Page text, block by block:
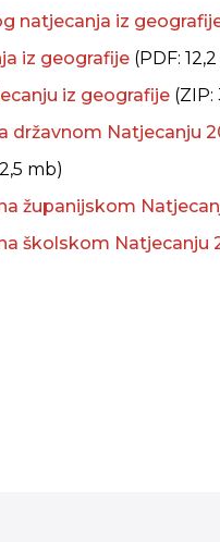
natjecanja iz
iz geografije (PDF:
iz geografije (ZIP:
državnom Natjecanju
mb)
županijskom
školskom Natjecanju